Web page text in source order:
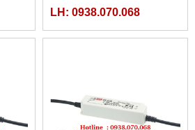
18-36
LH: 0938.070.068